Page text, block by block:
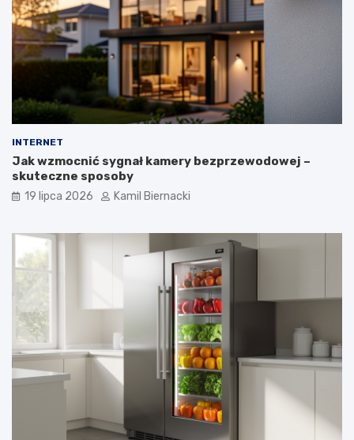
INTERNET
Jak wzmocnić sygnał kamery bezprzewodowej –
skuteczne sposoby
19 lipca 2026 Kamil Biernacki